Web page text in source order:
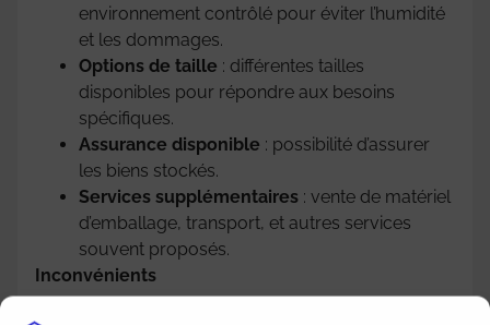
environnement contrôlé pour éviter l’humidité
et les dommages.
Options de taille : différentes tailles
disponibles pour répondre aux besoins
spécifiques.
Assurance disponible : possibilité d’assurer
les biens stockés.
Services supplémentaires : vente de matériel
d’emballage, transport, et autres services
souvent proposés.
Inconvénients